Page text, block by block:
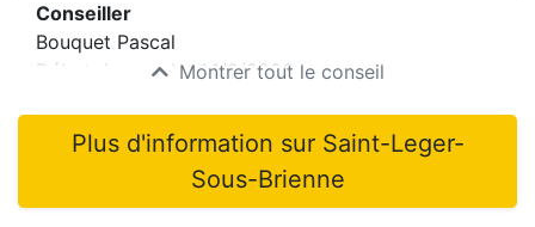
Conseiller
Bouquet Pascal
Début du mandat14/2/2026
Montrer tout le conseil
Plus d'information sur Saint-Leger-
Sous-Brienne